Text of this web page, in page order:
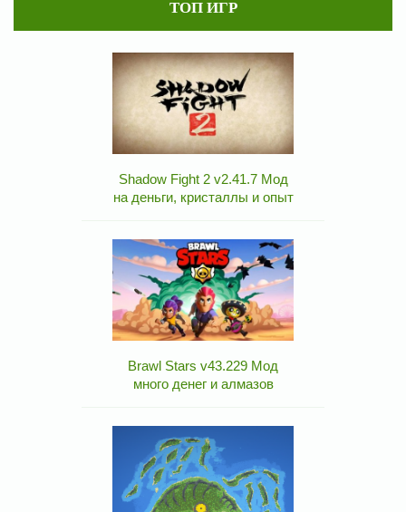
ТОП ИГР
Shadow Fight 2 v2.41.7 Мод
на деньги, кристаллы и опыт
Brawl Stars v43.229 Мод
много денег и алмазов